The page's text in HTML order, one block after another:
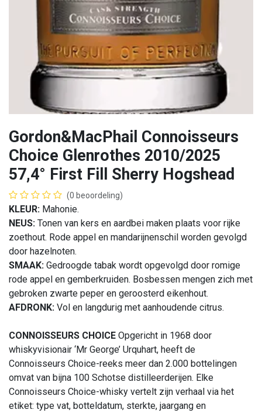
Gordon&MacPhail Connoisseurs
Choice Glenrothes 2010/2025
57,4° First Fill Sherry Hogshead
(0 beoordeling)
KLEUR: Mahonie.
NEUS: Tonen van kers en aardbei maken plaats voor rijke
zoethout. Rode appel en mandarijnenschil worden gevolgd
door hazelnoten.
SMAAK: Gedroogde tabak wordt opgevolgd door romige
rode appel en gemberkruiden. Bosbessen mengen zich met
gebroken zwarte peper en geroosterd eikenhout.
AFDRONK: Vol en langdurig met aanhoudende citrus.
CONNOISSEURS CHOICE Opgericht in 1968 door
whiskyvisionair ‘Mr George’ Urquhart, heeft de
Connoisseurs Choice-reeks meer dan 2.000 bottelingen
omvat van bijna 100 Schotse distilleerderijen. Elke
Connoisseurs Choice-whisky vertelt zijn verhaal via het
etiket: type vat, botteldatum, sterkte, jaargang en